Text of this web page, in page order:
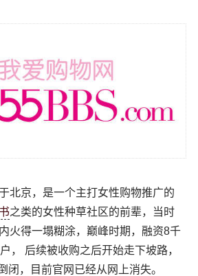
北京，是一个主打女性购物推广的
之类的女性种草社区的前辈，当时
火得一塌糊涂，巅峰时期，融资8千
， 后续被收购之后开始走下坡路，
闭，目前官网已经从网上消失。